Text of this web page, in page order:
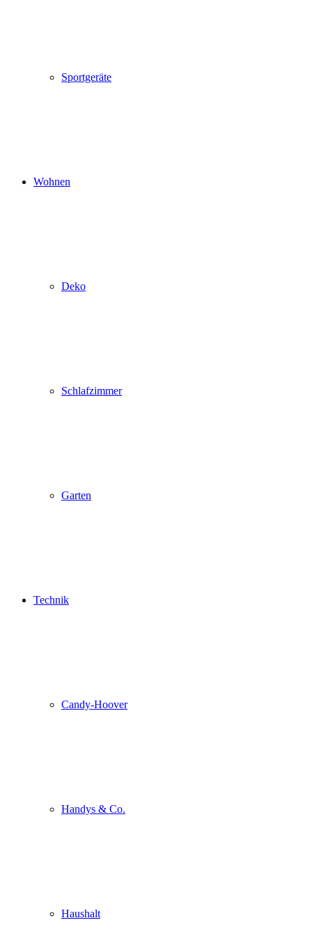
Sportgeräte
Wohnen
Deko
Schlafzimmer
Garten
Technik
Candy-Hoover
Handys & Co.
Haushalt